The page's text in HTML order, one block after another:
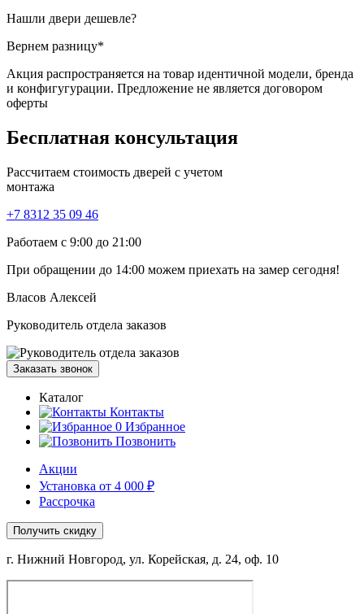
Нашли двери дешевле?
Вернем разницу*
Акция распространяется на товар идентичной модели, бренда
и конфигугурации. Предложение не является договором
оферты
Бесплатная консультация
Рассчитаем стоимость дверей с учетом
монтажа
+7 8312 35 09 46
Работаем с 9:00 до 21:00
При обращении до 14:00 можем приехать на замер сегодня!
Власов Алексей
Руководитель отдела заказов
Заказать звонок
Каталог
Контакты
0 Избранное
Позвонить
Акции
Установка от 4 000 ₽
Рассрочка
Получить скидку
г. Нижний Новгород, ул. Корейская, д. 24, оф. 10